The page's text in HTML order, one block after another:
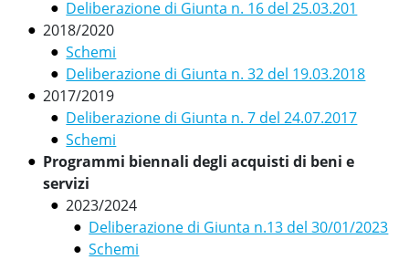
Deliberazione di Giunta n. 16 del 25.03.201
2018/2020
Schemi
Deliberazione di Giunta n. 32 del 19.03.2018
2017/2019
Deliberazione di Giunta n. 7 del 24.07.2017
Schemi
Programmi biennali degli acquisti di beni e
servizi
2023/2024
Deliberazione di Giunta n.13 del 30/01/2023
Schemi